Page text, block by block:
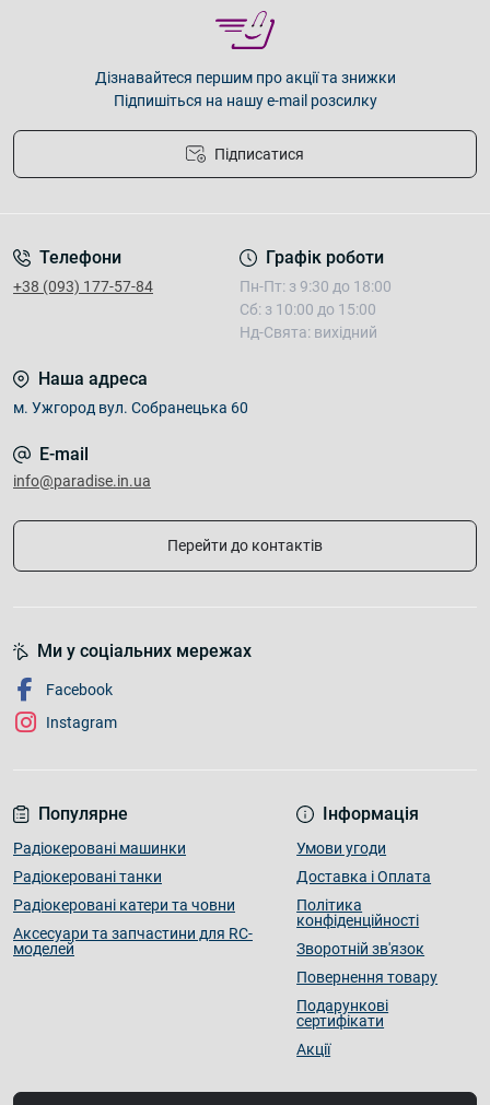
Дізнавайтеся першим про акції та знижки
Підпишіться на нашу e-mail розсилку
Підписатися
Телефони
+38 (093) 177-57-84
Графік роботи
Пн-Пт: з 9:30 до 18:00
Сб: з 10:00 до 15:00
Нд-Свята: вихідний
Наша адреса
м. Ужгород вул. Собранецька 60
E-mail
info@paradise.in.ua
Перейти до контактів
Популярне
Радіокеровані машинки
Радіокеровані танки
Радіокеровані катери та човни
Аксесуари та запчастини для RC-
моделей
Інформація
Умови угоди
Доставка і Оплата
Політика
конфіденційності
Зворотній зв'язок
Повернення товару
Подарункові
сертифікати
Акції
Ми у соціальних мережах
Facebook
Instagram